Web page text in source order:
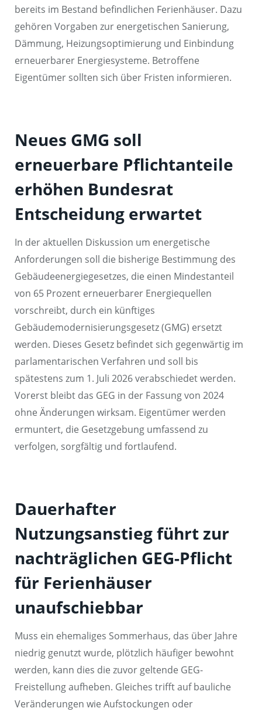
bereits im Bestand befindlichen Ferienhäuser. Dazu
gehören Vorgaben zur energetischen Sanierung,
Dämmung, Heizungsoptimierung und Einbindung
erneuerbarer Energiesysteme. Betroffene
Eigentümer sollten sich über Fristen informieren.
Neues GMG soll
erneuerbare Pflichtanteile
erhöhen Bundesrat
Entscheidung erwartet
In der aktuellen Diskussion um energetische
Anforderungen soll die bisherige Bestimmung des
Gebäudeenergiegesetzes, die einen Mindestanteil
von 65 Prozent erneuerbarer Energiequellen
vorschreibt, durch ein künftiges
Gebäudemodernisierungsgesetz (GMG) ersetzt
werden. Dieses Gesetz befindet sich gegenwärtig im
parlamentarischen Verfahren und soll bis
spätestens zum 1. Juli 2026 verabschiedet werden.
Vorerst bleibt das GEG in der Fassung von 2024
ohne Änderungen wirksam. Eigentümer werden
ermuntert, die Gesetzgebung umfassend zu
verfolgen, sorgfältig und fortlaufend.
Dauerhafter
Nutzungsanstieg führt zur
nachträglichen GEG-Pflicht
für Ferienhäuser
unaufschiebbar
Muss ein ehemaliges Sommerhaus, das über Jahre
niedrig genutzt wurde, plötzlich häufiger bewohnt
werden, kann dies die zuvor geltende GEG-
Freistellung aufheben. Gleiches trifft auf bauliche
Veränderungen wie Aufstockungen oder